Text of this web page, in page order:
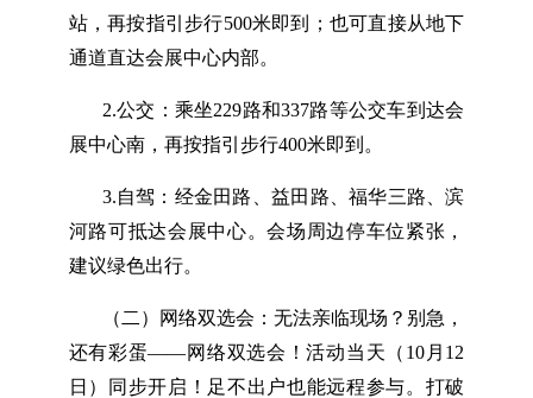
站，再按指引步行500米即到；也可直接从地下
通道直达会展中心内部。
2.公交：乘坐229路和337路等公交车到达会
展中心南，再按指引步行400米即到。
3.自驾：经金田路、益田路、福华三路、滨
河路可抵达会展中心。会场周边停车位紧张，
建议绿色出行。
（二）网络双选会：无法亲临现场？别急，
还有彩蛋——网络双选会！活动当天（10月12
日）同步开启！足不出户也能远程参与。打破